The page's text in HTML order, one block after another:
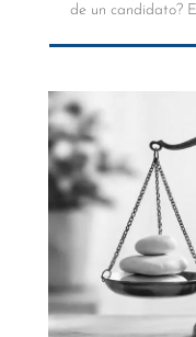
de un candidato?